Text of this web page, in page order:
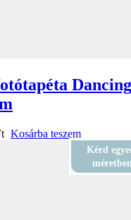
Dancing
Kosárba teszem
Kérd